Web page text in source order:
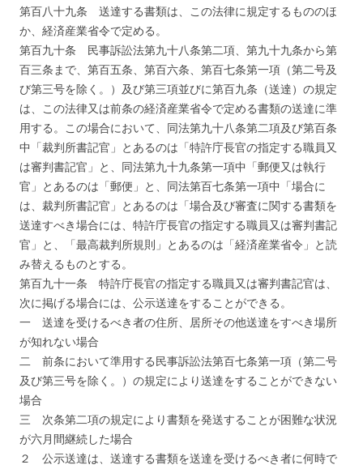
第百八十九条 送達する書類は、この法律に規定するもののほ
か、経済産業省令で定める。
第百九十条 民事訴訟法第九十八条第二項、第九十九条から第
百三条まで、第百五条、第百六条、第百七条第一項（第二号及
び第三号を除く。）及び第三項並びに第百九条（送達）の規定
は、この法律又は前条の経済産業省令で定める書類の送達に準
用する。この場合において、同法第九十八条第二項及び第百条
中「裁判所書記官」とあるのは「特許庁長官の指定する職員又
は審判書記官」と、同法第九十九条第一項中「郵便又は執行
官」とあるのは「郵便」と、同法第百七条第一項中「場合に
は、裁判所書記官」とあるのは「場合及び審査に関する書類を
送達すべき場合には、特許庁長官の指定する職員又は審判書記
官」と、「最高裁判所規則」とあるのは「経済産業省令」と読
み替えるものとする。
第百九十一条 特許庁長官の指定する職員又は審判書記官は、
次に掲げる場合には、公示送達をすることができる。
一 送達を受けるべき者の住所、居所その他送達をすべき場所
が知れない場合
二 前条において準用する民事訴訟法第百七条第一項（第二号
及び第三号を除く。）の規定により送達をすることができない
場合
三 次条第二項の規定により書類を発送することが困難な状況
が六月間継続した場合
２ 公示送達は、送達する書類を送達を受けるべき者に何時で